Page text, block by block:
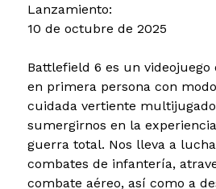
Lanzamiento:
10 de octubre de 2025
Battlefield 6 es un videojuego
en primera persona con
cuidada vertiente
sumergirnos en la
guerra total. Nos lleva a
combates de infantería,
combate aéreo, así como a